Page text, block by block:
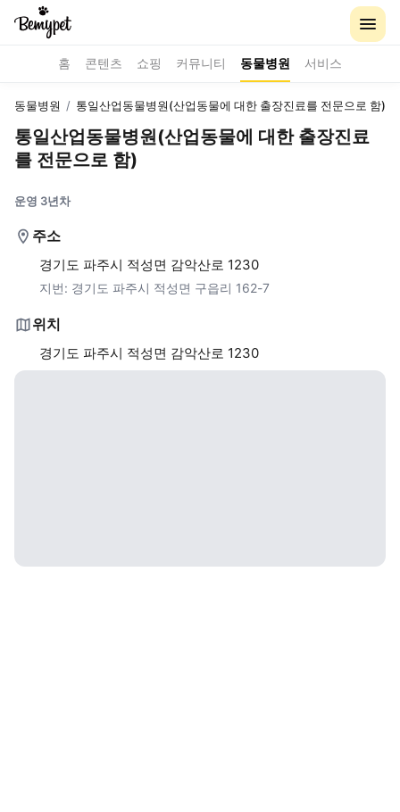
홈 콘텐츠 쇼핑 커뮤니티 동물병원 서비스
동물병원 / 통일산업동물병원(산업동물에 대한 출장진료를 전문으로 함)
통일산업동물병원(산업동물에 대한 출장진료
를 전문으로 함)
운영 3년차
주소
경기도 파주시 적성면 감악산로 1230
지번: 경기도 파주시 적성면 구읍리 162-7
위치
경기도 파주시 적성면 감악산로 1230